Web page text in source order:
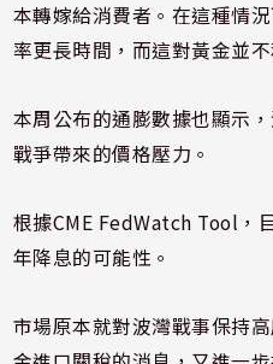
本轉嫁給消費者。在這種情
率更長時間，而這對黃金並不
本周公布的通膨數據也顯示
戰爭帶來的價格壓力。
根據CME FedWatch Tool，
年降息的可能性。
市場原本就對波灣戰事保持